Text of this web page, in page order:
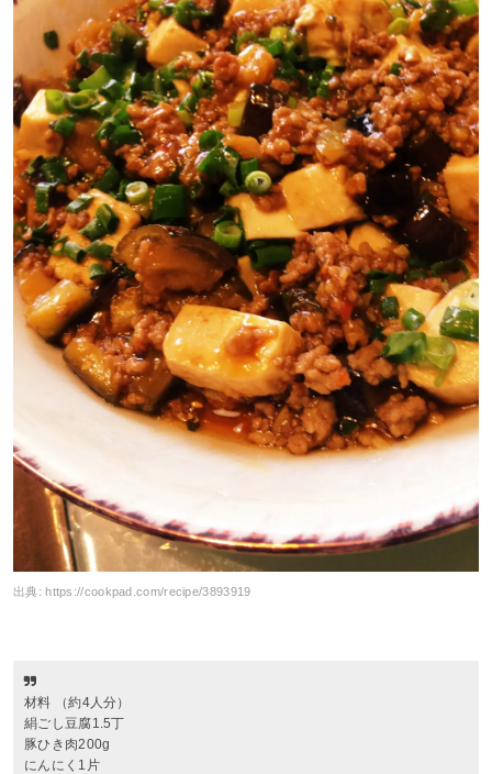
出典: https://cookpad.com/recipe/3893919
材料 （約4人分）
絹ごし豆腐1.5丁
豚ひき肉200g
にんにく1片